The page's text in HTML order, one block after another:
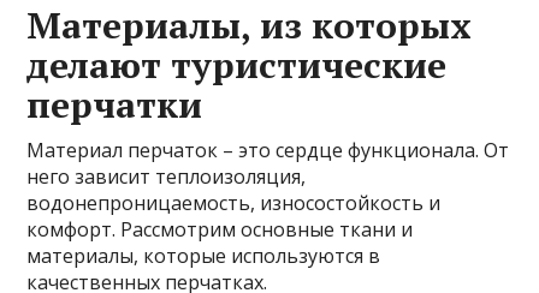
Материалы, из которых
делают туристические
перчатки
Материал перчаток – это сердце функционала. От
него зависит теплоизоляция,
водонепроницаемость, износостойкость и
комфорт. Рассмотрим основные ткани и
материалы, которые используются в
качественных перчатках.